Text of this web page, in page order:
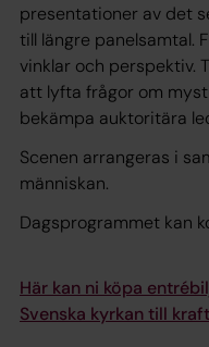
presentationer av det
till längre panelsamtal.
vinklar och perspektiv.
att lyfta frågor om
bekämpa auktoritära
Scenen arrangeras i
människan.
Dagsprogrammet kan
Här kan ni köpa
Svenska kyrkan till